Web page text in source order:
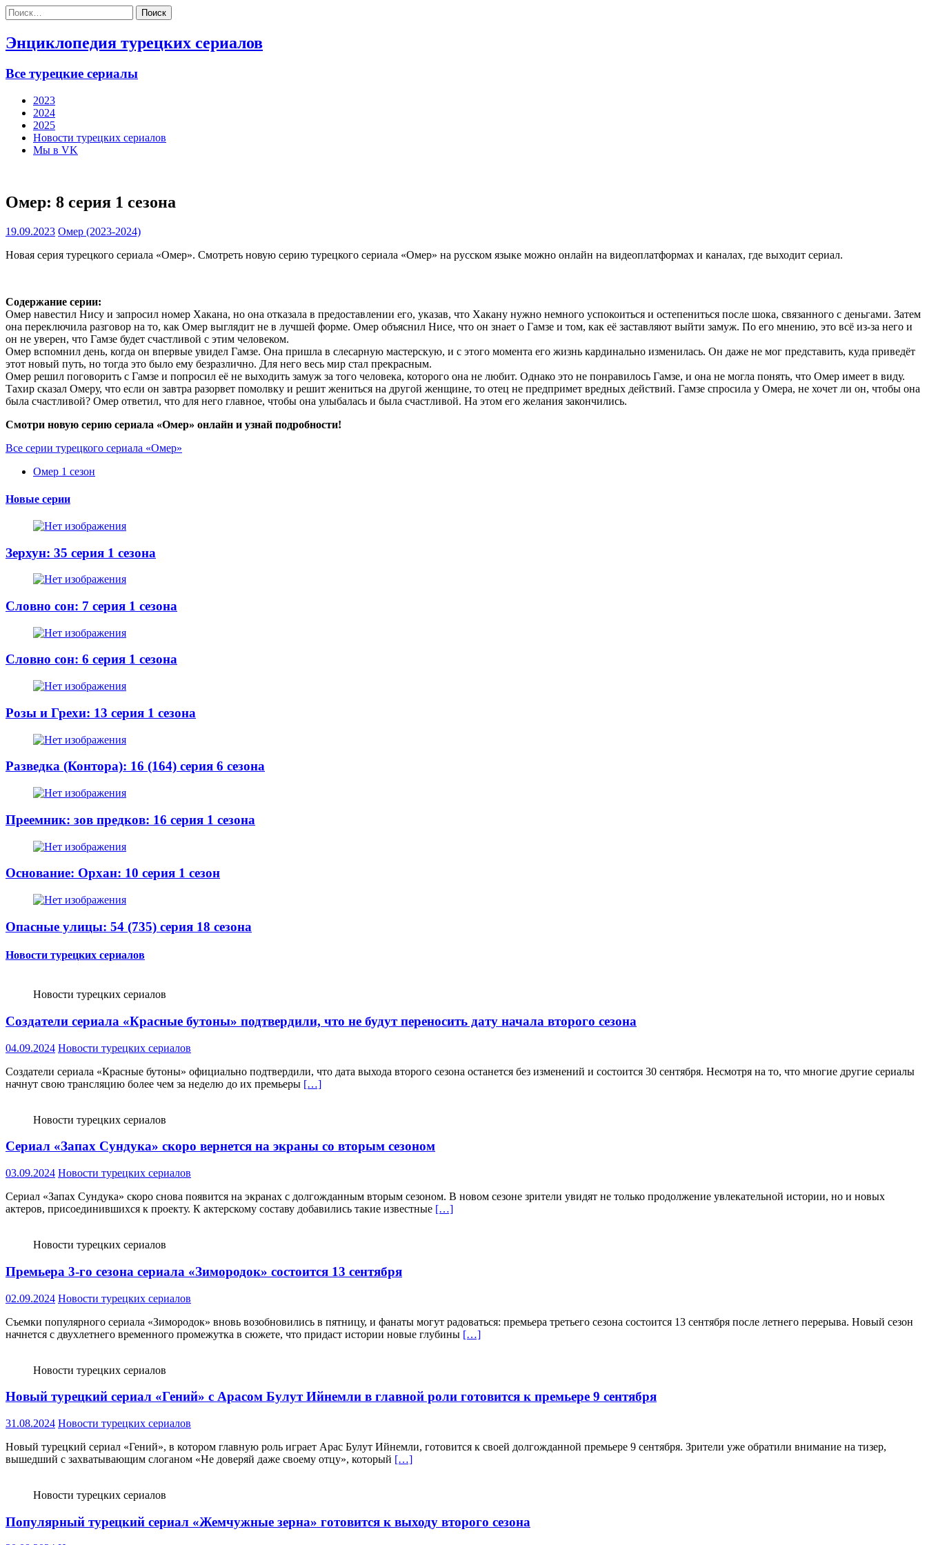
Найти:
Энциклопедия турецких сериалов
Все турецкие сериалы
2023
2024
2025
Новости турецких сериалов
Мы в VK
Омер: 8 серия 1 сезона
19.09.2023 Омер (2023-2024)
Новая серия турецкого сериала «Омер». Смотреть новую серию турецкого сериала «Омер» на русском языке можно онлайн на видеоплатформах и каналах, где выходит сериал.
Содержание серии:
Омер навестил Нису и запросил номер Хакана, но она отказала в предоставлении его, указав, что Хакану нужно немного успокоиться и остепениться после шока, связанного с деньгами. Затем
она переключила разговор на то, как Омер выглядит не в лучшей форме. Омер объяснил Нисе, что он знает о Гамзе и том, как её заставляют выйти замуж. По его мнению, это всё из-за него и
он не уверен, что Гамзе будет счастливой с этим человеком.
Омер вспомнил день, когда он впервые увидел Гамзе. Она пришла в слесарную мастерскую, и с этого момента его жизнь кардинально изменилась. Он даже не мог представить, куда приведёт
этот новый путь, но тогда это было ему безразлично. Для него весь мир стал прекрасным.
Омер решил поговорить с Гамзе и попросил её не выходить замуж за того человека, которого она не любит. Однако это не понравилось Гамзе, и она не могла понять, что Омер имеет в виду.
Тахир сказал Омеру, что если он завтра разорвет помолвку и решит жениться на другой женщине, то отец не предпримет вредных действий. Гамзе спросила у Омера, не хочет ли он, чтобы она
была счастливой? Омер ответил, что для него главное, чтобы она улыбалась и была счастливой. На этом его желания закончились.
Смотри новую серию сериала «Омер» онлайн и узнай подробности!
Все серии турецкого сериала «Омер»
Омер 1 сезон
Новые серии
Зерхун: 35 серия 1 сезона
Словно сон: 7 серия 1 сезона
Словно сон: 6 серия 1 сезона
Розы и Грехи: 13 серия 1 сезона
Разведка (Контора): 16 (164) серия 6 сезона
Преемник: зов предков: 16 серия 1 сезона
Основание: Орхан: 10 серия 1 сезон
Опасные улицы: 54 (735) серия 18 сезона
Новости турецких сериалов
Новости турецких сериалов
Создатели сериала «Красные бутоны» подтвердили, что не будут переносить дату начала второго сезона
04.09.2024 Новости турецких сериалов
Создатели сериала «Красные бутоны» официально подтвердили, что дата выхода второго сезона останется без изменений и состоится 30 сентября. Несмотря на то, что многие другие сериалы
начнут свою трансляцию более чем за неделю до их премьеры […]
Новости турецких сериалов
Сериал «Запах Сундука» скоро вернется на экраны со вторым сезоном
03.09.2024 Новости турецких сериалов
Сериал «Запах Сундука» скоро снова появится на экранах с долгожданным вторым сезоном. В новом сезоне зрители увидят не только продолжение увлекательной истории, но и новых
актеров, присоединившихся к проекту. К актерскому составу добавились такие известные […]
Новости турецких сериалов
Премьера 3-го сезона сериала «Зимородок» состоится 13 сентября
02.09.2024 Новости турецких сериалов
Съемки популярного сериала «Зимородок» вновь возобновились в пятницу, и фанаты могут радоваться: премьера третьего сезона состоится 13 сентября после летнего перерыва. Новый сезон
начнется с двухлетнего временного промежутка в сюжете, что придаст истории новые глубины […]
Новости турецких сериалов
Новый турецкий сериал «Гений» с Арасом Булут Ийнемли в главной роли готовится к премьере 9 сентября
31.08.2024 Новости турецких сериалов
Новый турецкий сериал «Гений», в котором главную роль играет Арас Булут Ийнемли, готовится к своей долгожданной премьере 9 сентября. Зрители уже обратили внимание на тизер,
вышедший с захватывающим слоганом «Не доверяй даже своему отцу», который […]
Новости турецких сериалов
Популярный турецкий сериал «Жемчужные зерна» готовится к выходу второго сезона